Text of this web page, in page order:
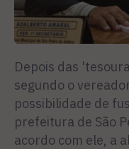
Depois das
segundo o
possibilidade de
prefeitura de São
acordo com ele, a